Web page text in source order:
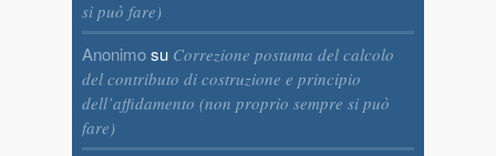
si può fare)
Anonimosu Correzione postuma del calcolo
del contributo di costruzione e principio
dell’affidamento (non proprio sempre si può
fare)